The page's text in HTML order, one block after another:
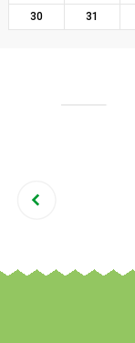
30
31